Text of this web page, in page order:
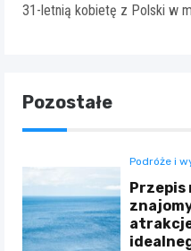
31-letnią kobietę z Polski w
Pozostałe
Podróże i
Przepis